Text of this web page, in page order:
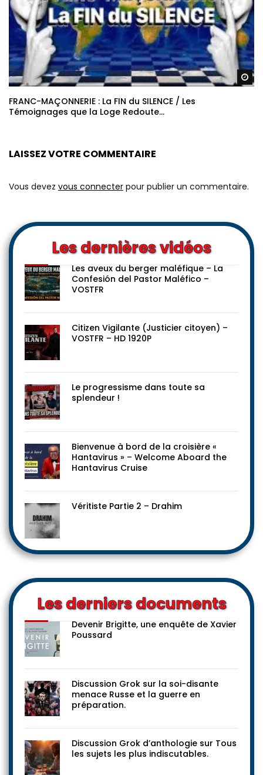
FRANC-MAÇONNERIE : La FIN du SILENCE / Les
Les dernières vidéos
Les aveux du berger maléfique – La
Confesión del Pastor Maléfico –
Citizen Vigilante (Justicier citoyen) –
Le progressisme dans toute sa
Bienvenue à bord de la croisière «
Hantavirus » – Welcome Aboard the
Les derniers documents
Devenir Brigitte, une enquête de Xavier
Discussion Grok sur la soi-disante
menace Russe et la guerre en
Discussion Grok d’anthologie sur Tous